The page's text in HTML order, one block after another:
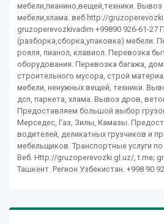
мебели,пианино,вещей,техники.
мебели,хлама. веб http://
gruzoperevozkivadim +99890 926-61-27
(разборка,сборка,упаковка) мебели.
рояля, пианол, клавиол. Перевозка
оборудования. Перевозка багажа,
строительного мусора, строй
мебели, ненужных вещей, техники.
дсп, паркета, хлама. Вывоз дров,
Предоставляем большой выбор
Мерседес, Газ, Зилы, Камазы.
водителей, деликатных грузчиков и
мебельщиков. Транспортные услуги
Веб. Http://gruzoperevozki.gl.uz/, t.me;
Ташкент. Регион Узбекистан. +998 90